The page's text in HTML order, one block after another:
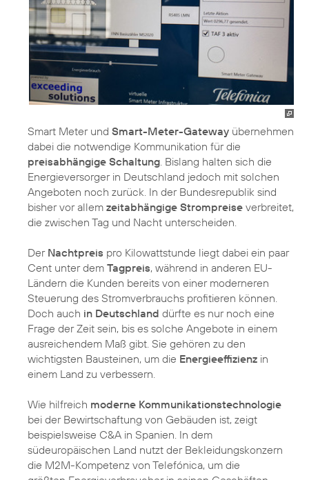
Smart Meter und Smart-Meter-Gateway übernehmen
dabei die notwendige Kommunikation für die
preisabhängige Schaltung. Bislang halten sich die
Energieversorger in Deutschland jedoch mit solchen
Angeboten noch zurück. In der Bundesrepublik sind
bisher vor allem zeitabhängige Strompreise verbreitet,
die zwischen Tag und Nacht unterscheiden.
Der Nachtpreis pro Kilowattstunde liegt dabei ein paar
Cent unter dem Tagpreis, während in anderen EU-
Ländern die Kunden bereits von einer moderneren
Steuerung des Stromverbrauchs profitieren können.
Doch auch in Deutschland dürfte es nur noch eine
Frage der Zeit sein, bis es solche Angebote in einem
ausreichendem Maß gibt. Sie gehören zu den
wichtigsten Bausteinen, um die Energieeffizienz in
einem Land zu verbessern.
Wie hilfreich moderne Kommunikationstechnologie
bei der Bewirtschaftung von Gebäuden ist, zeigt
beispielsweise C&A in Spanien. In dem
südeuropäischen Land nutzt der Bekleidungskonzern
die M2M-Kompetenz von Telefónica, um die